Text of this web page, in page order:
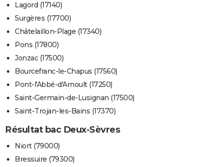
Lagord (17140)
Surgères (17700)
Châtelaillon-Plage (17340)
Pons (17800)
Jonzac (17500)
Bourcefranc-le-Chapus (17560)
Pont-l'Abbé-d'Arnoult (17250)
Saint-Germain-de-Lusignan (17500)
Saint-Trojan-les-Bains (17370)
Résultat bac Deux-Sèvres
Niort (79000)
Bressuire (79300)